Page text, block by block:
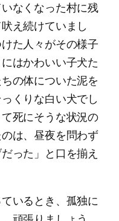
なくなった村に残
え続けていまし
た人々がその様子
はかわいい子犬た
の体についた泥を
くりな白い犬でし
死にそうな状況の
は、昼夜を問わず
った」と口を揃え
いるとき、孤独に